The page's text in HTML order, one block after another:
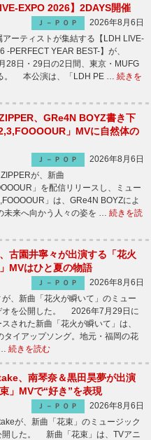
EXPO 2026】2DAYS開催
Ｊ－ＰＯＰ
2026年8月6日
ーティストが集結する【LDH LIVE-
-PERFECT YEAR BEST-】が、
28日・29日の2日間、東京・MUFG
。 本公演は、「LDH PE … 続きを
、GRe4N BOYZ書き下
」MVに自然体の
Ｊ－ＰＯＰ
2026年8月6日
が、新曲
」を配信リリースし、ミュー
」は、GRe4N BOYZによ
未来へ向かう人々の姿を … 続きを読
古園井寧々が出演する「花火
MVはひと夏の物語
Ｊ－ＰＯＰ
2026年8月6日
、新曲「花火が瞬いて」のミュー
オを公開した。 2026年7月29日に
された新曲「花火が瞬いて」は、
イアップソング。地元・福岡の花
続きを読む
、南琴奈＆黒田昊夢が出演
」MVで“好き”を表現
Ｊ－ＰＯＰ
2026年8月6日
が、新曲「花束」のミュージック
開した。 新曲「花束」は、TVアニ